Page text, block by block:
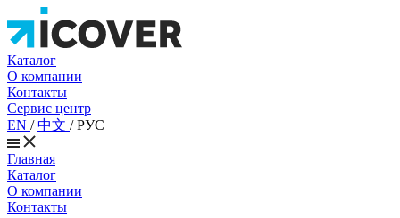
Каталог
О компании
Контакты
Сервис центр
EN /中文 /РУС
Главная
Каталог
О компании
Контакты